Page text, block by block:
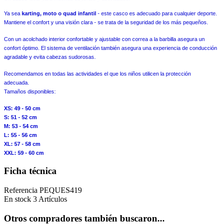
Ya sea karting, moto o quad infantil - este casco es adecuado para cualquier deporte.
Mantiene el confort y una visión clara - se trata de la seguridad de los más pequeños.
Con un acolchado interior confortable y ajustable con correa a la barbilla asegura un
confort óptimo. El sistema de ventilación también asegura una experiencia de conducción
agradable y evita cabezas sudorosas.
Recomendamos en todas las actividades el que los niños utilicen la protección
adecuada.
Tamaños disponibles:
XS: 49 - 50 cm
S: 51 - 52 cm
M: 53 - 54 cm
L: 55 - 56 cm
XL: 57 - 58 cm
XXL: 59 - 60 cm
Ficha técnica
Referencia PEQUES419
En stock 3 Artículos
Otros compradores también buscaron...